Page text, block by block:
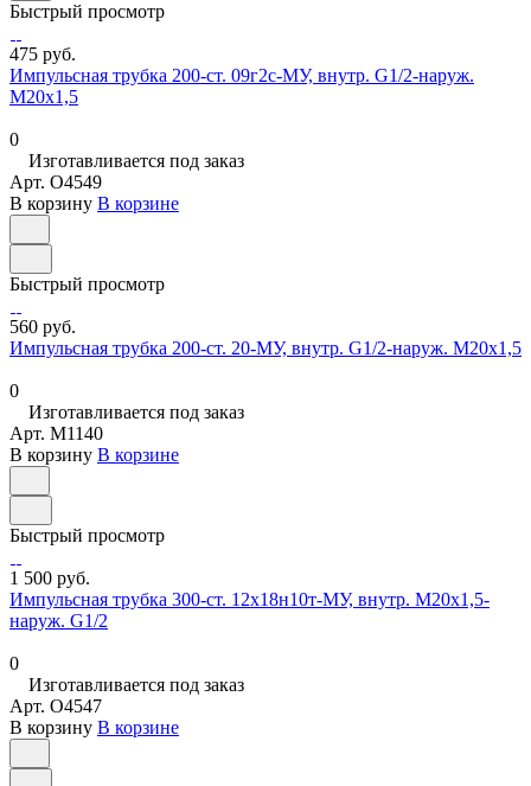
Быстрый просмотр
475 руб.
Импульсная трубка 200-ст. 09г2с-МУ, внутр. G1/2-наруж.
М20х1,5
0
Изготавливается под заказ
Арт. O4549
В корзину В корзине
Быстрый просмотр
560 руб.
Импульсная трубка 200-ст. 20-МУ, внутр. G1/2-наруж. М20х1,5
0
Изготавливается под заказ
Арт. M1140
В корзину В корзине
Быстрый просмотр
1 500 руб.
Импульсная трубка 300-ст. 12х18н10т-МУ, внутр. М20х1,5-
наруж. G1/2
0
Изготавливается под заказ
Арт. O4547
В корзину В корзине